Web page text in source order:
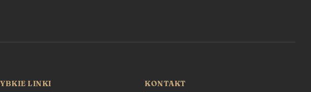
LINKI KONTAKT